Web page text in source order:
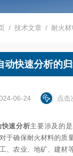
/技术文章 / 耐火材
动快速分析的
06-24 点击
速分析主要涉及的
于确保耐火材料的质
、农业、地矿、建材